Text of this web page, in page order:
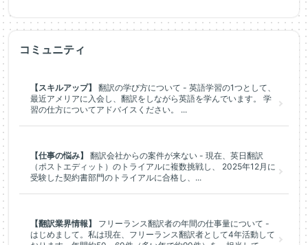
コミュニティ
【スキルアップ】
翻訳の学び方について - 英語学習の1つとして、
最近アメリアに入会し、翻訳をしながら英語を学んでいます。 学
習の仕方についてアドバイスください。 ...
【仕事の悩み】
翻訳会社からの案件が来ない - 現在、英日翻訳
（ポストエディット）のトライアルに複数挑戦し、 2025年12月に
受験した契約書部門のトライアルに合格し、...
【翻訳業界情報】
フリーランス翻訳者の年間の仕事量について -
はじめまして。私は現在、フリーランス翻訳者として4年活動して